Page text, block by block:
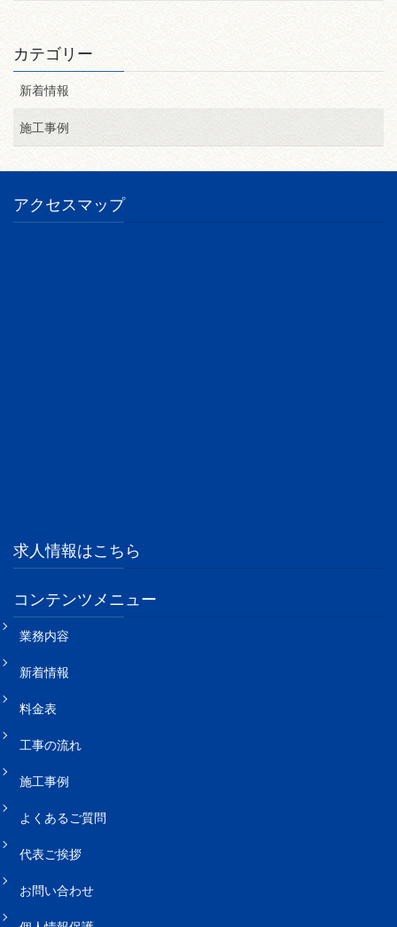
カテゴリー
新着情報
施工事例
アクセスマップ
求人情報はこちら
コンテンツメニュー
業務内容
新着情報
料金表
工事の流れ
施工事例
よくあるご質問
代表ご挨拶
お問い合わせ